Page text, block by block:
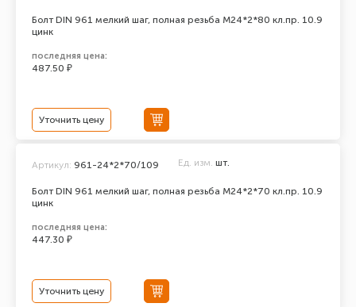
Болт DIN 961 мелкий шаг, полная резьба M24*2*80 кл.пр. 10.9
цинк
последняя цена:
487.50 ₽
Уточнить цену
Болт DIN 961 мелкий шаг, полная резьба M24*2*70 кл.пр. 10.9
цинк
Артикул: 961-24*2*70/109 Ед. изм. шт.
последняя цена:
447.30 ₽
Уточнить цену